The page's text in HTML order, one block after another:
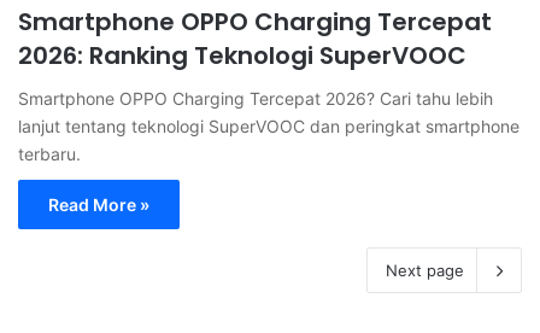
Smartphone OPPO Charging Tercepat
2026: Ranking Teknologi SuperVOOC
Smartphone OPPO Charging Tercepat 2026? Cari tahu lebih
lanjut tentang teknologi SuperVOOC dan peringkat smartphone
terbaru.
Read More »
Next page